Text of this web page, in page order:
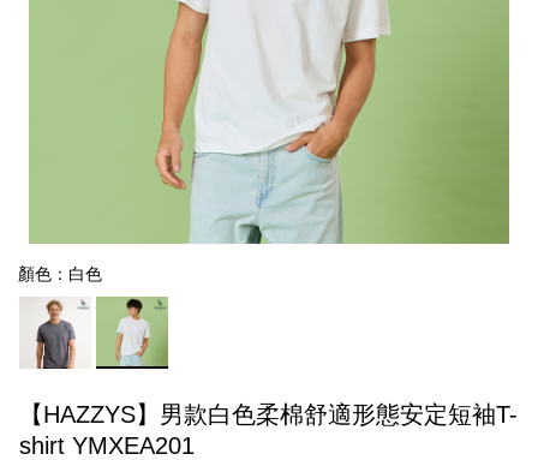
顏色：白色
【HAZZYS】男款白色柔棉舒適形態安定短袖T-
shirt YMXEA201